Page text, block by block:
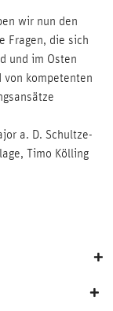
wir nun den
Fragen, die sich
und im Osten
von kompetenten
a. D. Schultze-
Timo Kölling